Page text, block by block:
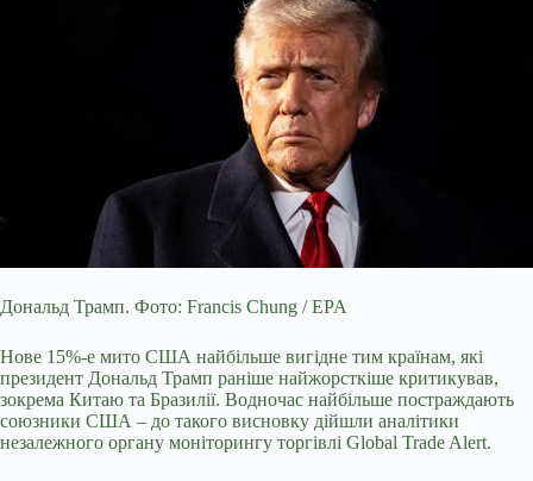
Дональд Трамп. Фото: Francis Chung / EPA
Нове 15%-е мито США найбільше вигідне тим країнам, які
президент Дональд Трамп раніше найжорсткіше критикував,
зокрема Китаю та Бразилії. Водночас найбільше постраждають
союзники США – до такого висновку дійшли аналітики
незалежного органу моніторингу торгівлі Global Trade Alert.